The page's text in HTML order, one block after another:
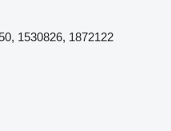
1530826, 1872122